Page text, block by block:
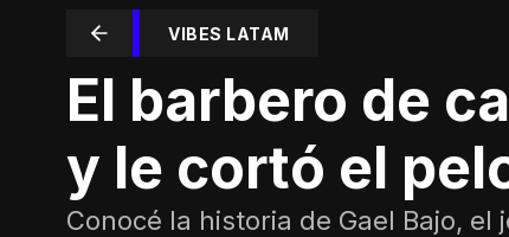
VIBES LATAM
El barbero de
y le cortó el
Conocé la historia de Gael Bajo,